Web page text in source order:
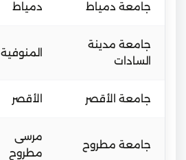
جامعة دمياط دمياط
جامعة مدينة
السادات
المنوفية
جامعة الأقصر الأقصر
جامعة مطروح
مرسى
مطروح